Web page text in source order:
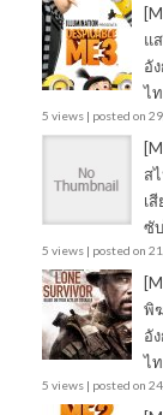
แ
อั
ไ
5 views | posted on
ส
เ
ซั
5 views | posted on
พิ
อั
ไ
5 views | posted on